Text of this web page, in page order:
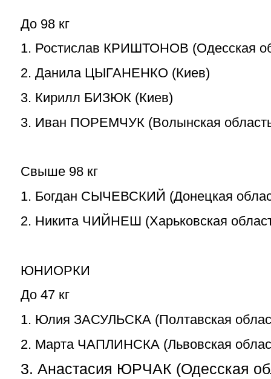
До 98 кг
1. Ростислав КРИШТОНОВ (Одесская
2. Данила ЦЫГАНЕНКО (Киев)
3. Кирилл БИЗЮК (Киев)
3. Иван ПОРЕМЧУК (Волынская
Свыше 98 кг
1. Богдан СЫЧЕВСКИЙ (Донецкая
2. Никита ЧИЙНЕШ (Харьковская
ЮНИОРКИ
До 47 кг
1. Юлия ЗАСУЛЬСКА (Полтавская
2. Марта ЧАПЛИНСКА (Львовская
3. Анастасия ЮРЧАК (Одесская